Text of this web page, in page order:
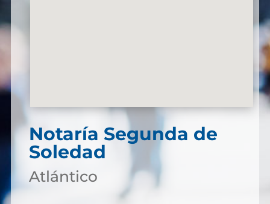
Notaría Segunda de
Soledad
Atlántico